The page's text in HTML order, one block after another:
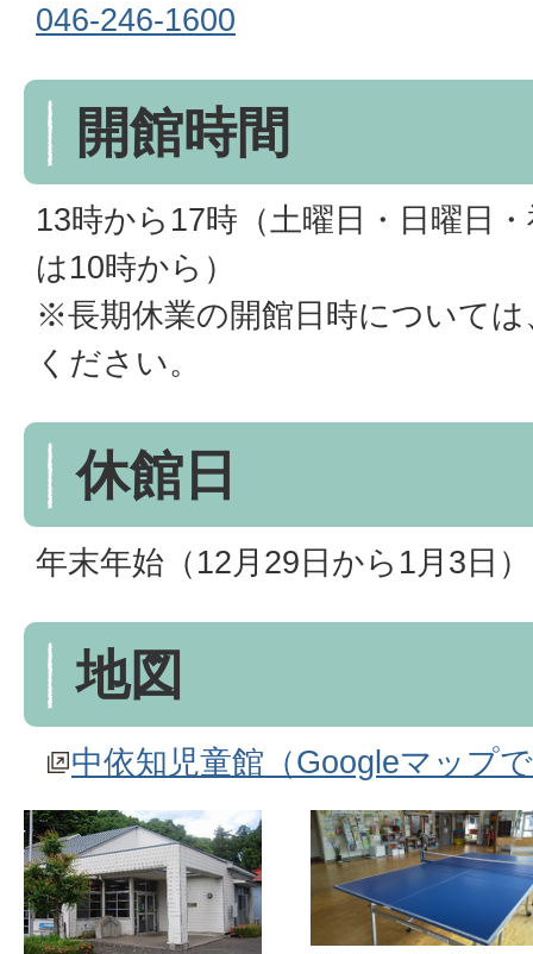
046-246-1600
開館時間
13時から17時（土曜日・日曜日
は10時から）
※長期休業の開館日時について
ください。
休館日
年末年始（12月29日から1月3日）
地図
中依知児童館（Googleマップ